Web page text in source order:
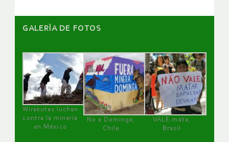
GALERÌA DE FOTOS
Wirakutas luchan
contra la minería
en México
No a Dominga,
Chile
VALE mata,
Brasil